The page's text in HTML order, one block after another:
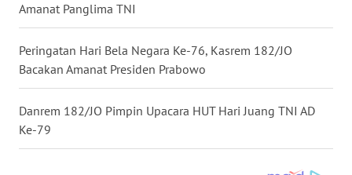
Amanat Panglima TNI
Peringatan Hari Bela Negara Ke-76, Kasrem 182/JO
Bacakan Amanat Presiden Prabowo
Danrem 182/JO Pimpin Upacara HUT Hari Juang TNI AD
Ke-79
WN